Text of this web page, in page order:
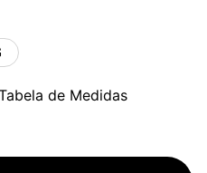
de Medidas